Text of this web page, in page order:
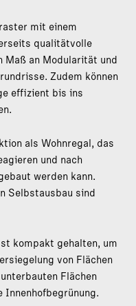
mit einem
qualitätvolle
Maß an Modularität und
Zudem können
effizient bis ins
als Wohnregal, das
und nach
werden kann.
Selbstausbau sind
kompakt gehalten, um
von Flächen
Flächen
Innenhofbegrünung.